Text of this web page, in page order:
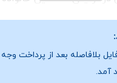
بیشتر پروژه کدهرا
کتاب رگتایم نجف دریابندری :
بلافاصله بعد از پرداخت
آمد.